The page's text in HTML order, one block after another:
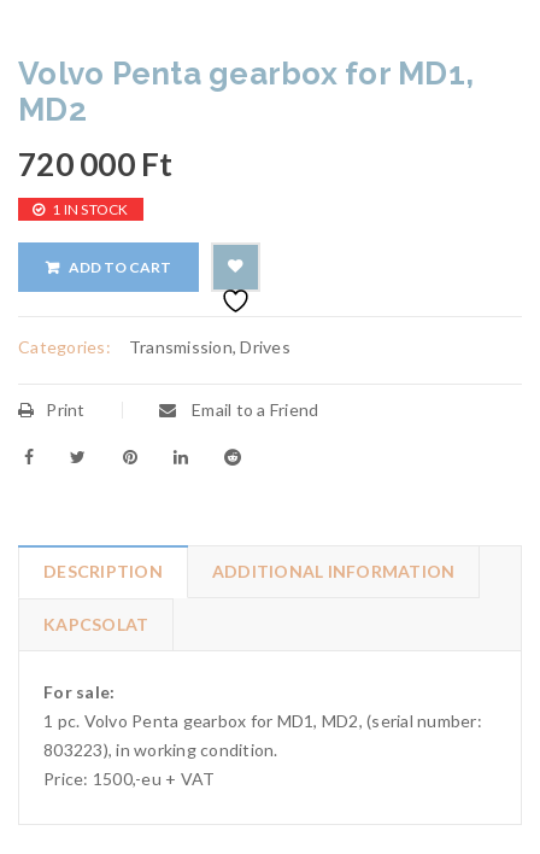
Volvo Penta gearbox for MD1,
MD2
720 000 Ft
1 IN STOCK
ADD TO CART
Categories: Transmission, Drives
Print Email to a Friend
DESCRIPTION ADDITIONAL INFORMATION
KAPCSOLAT
For sale:
1 pc. Volvo Penta gearbox for MD1, MD2, (serial number:
803223), in working condition.
Price: 1500,-eu + VAT